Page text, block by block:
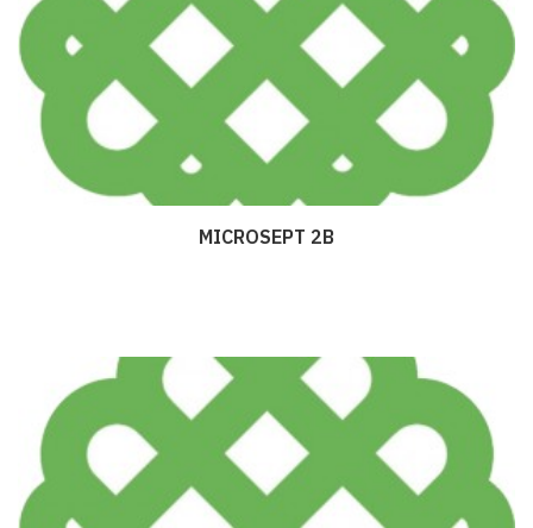
MICROSEPT 2B